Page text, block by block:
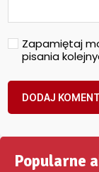
Zapamiętaj
pisania
Popularne